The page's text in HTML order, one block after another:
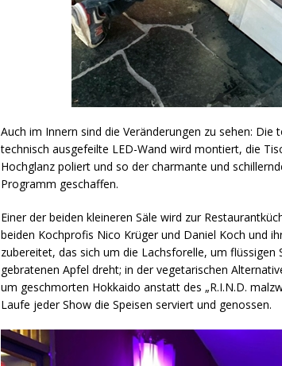
Auch im Innern sind die Veränderungen zu sehen:
technisch ausgefeilte LED-Wand wird montiert, die
Hochglanz poliert und so der charmante und
Programm geschaffen.
Einer der beiden kleineren Säle wird zur
beiden Kochprofis Nico Krüger und Daniel Koch und
zubereitet, das sich um die Lachsforelle, um
gebratenen Apfel dreht; in der vegetarischen
um geschmorten Hokkaido anstatt des „R.I.N.D.
Laufe jeder Show die Speisen serviert und genossen.